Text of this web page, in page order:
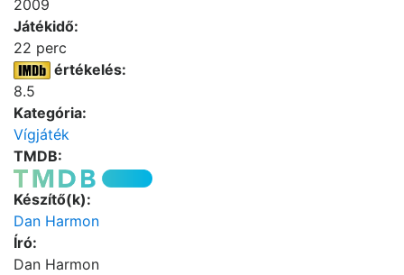
2009
Játékidő:
22 perc
értékelés:
8.5
Kategória:
Vígjáték
TMDB:
Készítő(k):
Dan Harmon
Író:
Dan Harmon